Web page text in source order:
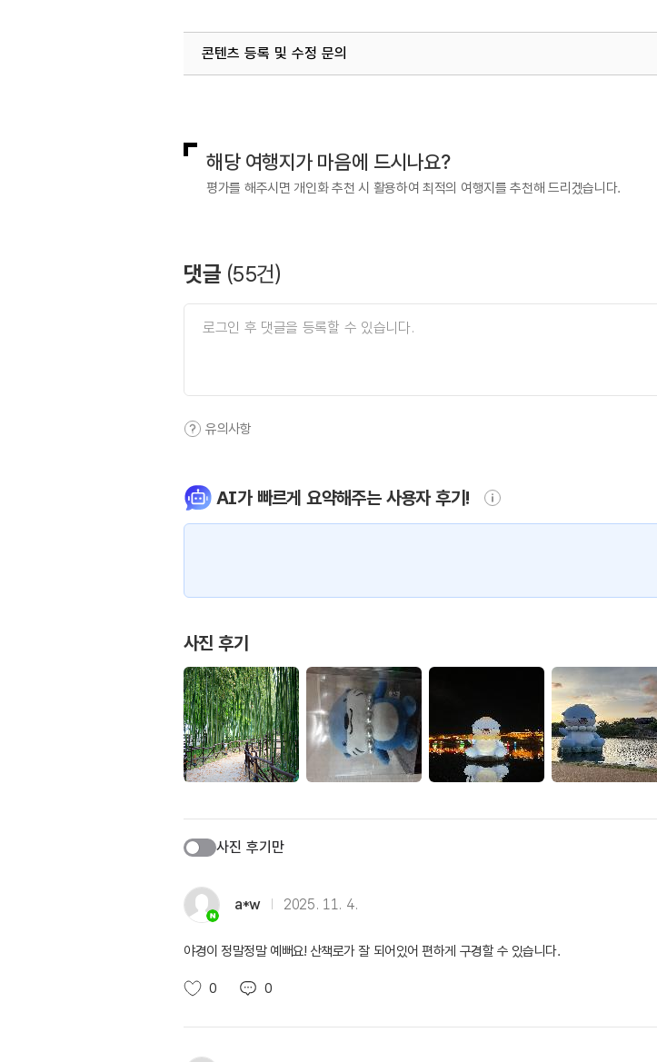
콘텐츠 등록 및 수정 문의
해당 여행지가 마음에 드시나요?
평가를 해주시면 개인화 추천 시 활용하여 최적의 여행지를 추천해 드리겠습니다.
댓글 (55건)
유의사항
AI가 빠르게 요약해주는 사용자 후기!
사진 후기
사진 후기만
a*w 2025. 11. 4.
야경이 정말정말 예뻐요! 산책로가 잘 되어있어 편하게 구경할 수 있습니다.
0 0